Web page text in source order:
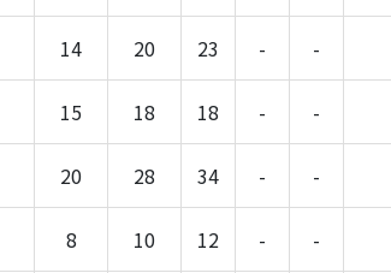
14 20 23 - -
15 18 18 - -
20 28 34 - -
8 10 12 - -